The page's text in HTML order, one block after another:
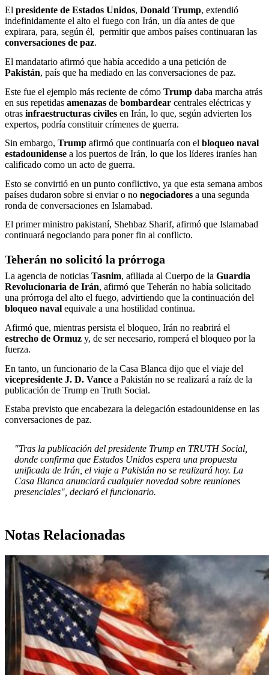
El presidente de Estados Unidos, Donald Trump, extendió
indefinidamente el alto el fuego con Irán, un día antes de que
expirara, para, según él, permitir que ambos países continuaran las
conversaciones de paz.
El mandatario afirmó que había accedido a una petición de
Pakistán, país que ha mediado en las conversaciones de paz.
Este fue el ejemplo más reciente de cómo Trump daba marcha atrás
en sus repetidas amenazas de bombardear centrales eléctricas y
otras infraestructuras civiles en Irán, lo que, según advierten los
expertos, podría constituir crímenes de guerra.
Sin embargo, Trump afirmó que continuaría con el bloqueo naval
estadounidense a los puertos de Irán, lo que los líderes iraníes han
calificado como un acto de guerra.
Esto se convirtió en un punto conflictivo, ya que esta semana ambos
países dudaron sobre si enviar o no negociadores a una segunda
ronda de conversaciones en Islamabad.
El primer ministro pakistaní, Shehbaz Sharif, afirmó que Islamabad
continuará negociando para poner fin al conflicto.
Teherán no solicitó la prórroga
La agencia de noticias Tasnim, afiliada al Cuerpo de la Guardia
Revolucionaria de Irán, afirmó que Teherán no había solicitado
una prórroga del alto el fuego, advirtiendo que la continuación del
bloqueo naval equivale a una hostilidad continua.
Afirmó que, mientras persista el bloqueo, Irán no reabrirá el
estrecho de Ormuz y, de ser necesario, romperá el bloqueo por la
fuerza.
En tanto, un funcionario de la Casa Blanca dijo que el viaje del
vicepresidente J. D. Vance a Pakistán no se realizará a raíz de la
publicación de Trump en Truth Social.
Estaba previsto que encabezara la delegación estadounidense en las
conversaciones de paz.
"Tras la publicación del presidente Trump en TRUTH Social,
donde confirma que Estados Unidos espera una propuesta
unificada de Irán, el viaje a Pakistán no se realizará hoy. La
Casa Blanca anunciará cualquier novedad sobre reuniones
presenciales", declaró el funcionario.
Notas Relacionadas